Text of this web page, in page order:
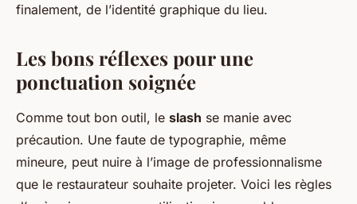
finalement, de l’identité graphique du lieu.
Les bons réflexes pour une
ponctuation soignée
Comme tout bon outil, le slash se manie avec
précaution. Une faute de typographie, même
mineure, peut nuire à l’image de professionnalisme
que le restaurateur souhaite projeter. Voici les règles